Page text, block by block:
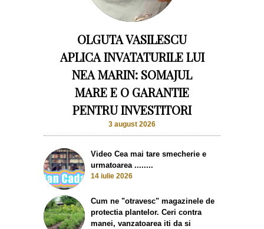
OLGUTA VASILESCU
APLICA INVATATURILE LUI
NEA MARIN: SOMAJUL
MARE E O GARANTIE
PENTRU INVESTITORI
3 august 2026
Video Cea mai tare smecherie e
urmatoarea ........
14 iulie 2026
Cum ne "otravesc" magazinele de
protectia plantelor. Ceri contra
manei, vanzatoarea iti da si